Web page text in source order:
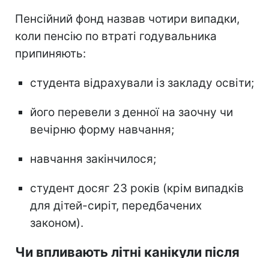
Пенсійний фонд назвав чотири випадки,
коли пенсію по втраті годувальника
припиняють:
студента відрахували із закладу освіти;
його перевели з денної на заочну чи
вечірню форму навчання;
навчання закінчилося;
студент досяг 23 років (крім випадків
для дітей-сиріт, передбачених
законом).
Чи впливають літні канікули після